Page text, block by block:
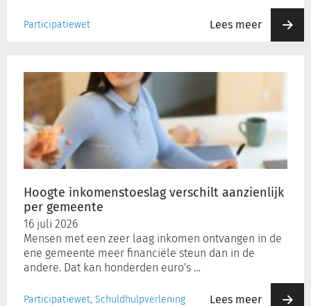
Participatiewet Lees meer
Hoogte inkomenstoeslag verschilt aanzienlijk
per gemeente
16 juli 2026
Mensen met een zeer laag inkomen ontvangen in de
ene gemeente meer financiële steun dan in de
andere. Dat kan honderden euro's …
Participatiewet, Schuldhulpverlening Lees meer
inkomenstoeslag
aanzienlijk
per
gemeente